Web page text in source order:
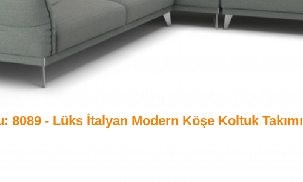
8089 - Lüks İtalyan Modern Köşe Koltuk Takımı